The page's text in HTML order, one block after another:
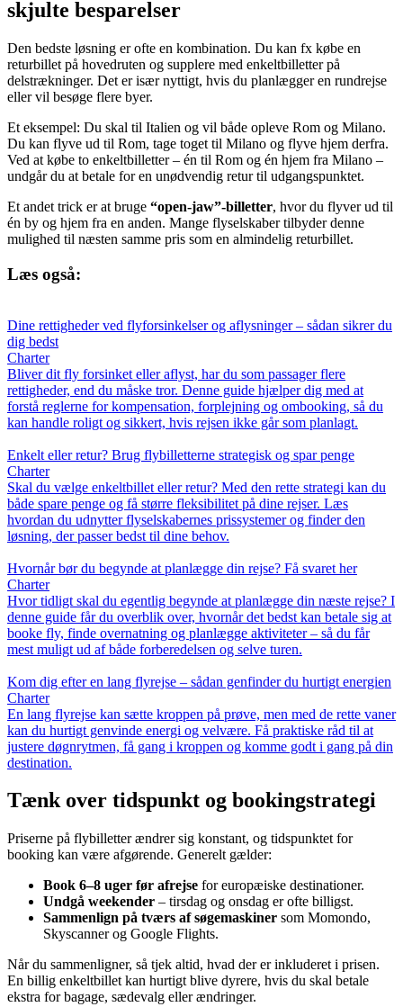
skjulte besparelser
Den bedste løsning er ofte en kombination. Du kan fx købe en
returbillet på hovedruten og supplere med enkeltbilletter på
delstrækninger. Det er især nyttigt, hvis du planlægger en rundrejse
eller vil besøge flere byer.
Et eksempel: Du skal til Italien og vil både opleve Rom og Milano.
Du kan flyve ud til Rom, tage toget til Milano og flyve hjem derfra.
Ved at købe to enkeltbilletter – én til Rom og én hjem fra Milano –
undgår du at betale for en unødvendig retur til udgangspunktet.
Et andet trick er at bruge “open-jaw”-billetter, hvor du flyver ud til
én by og hjem fra en anden. Mange flyselskaber tilbyder denne
mulighed til næsten samme pris som en almindelig returbillet.
Læs også:
Dine rettigheder ved flyforsinkelser og aflysninger – sådan sikrer du
dig bedst
Charter
Bliver dit fly forsinket eller aflyst, har du som passager flere
rettigheder, end du måske tror. Denne guide hjælper dig med at
forstå reglerne for kompensation, forplejning og ombooking, så du
kan handle roligt og sikkert, hvis rejsen ikke går som planlagt.
Enkelt eller retur? Brug flybilletterne strategisk og spar penge
Charter
Skal du vælge enkeltbillet eller retur? Med den rette strategi kan du
både spare penge og få større fleksibilitet på dine rejser. Læs
hvordan du udnytter flyselskabernes prissystemer og finder den
løsning, der passer bedst til dine behov.
Hvornår bør du begynde at planlægge din rejse? Få svaret her
Charter
Hvor tidligt skal du egentlig begynde at planlægge din næste rejse? I
denne guide får du overblik over, hvornår det bedst kan betale sig at
booke fly, finde overnatning og planlægge aktiviteter – så du får
mest muligt ud af både forberedelsen og selve turen.
Kom dig efter en lang flyrejse – sådan genfinder du hurtigt energien
Charter
En lang flyrejse kan sætte kroppen på prøve, men med de rette vaner
kan du hurtigt genvinde energi og velvære. Få praktiske råd til at
justere døgnrytmen, få gang i kroppen og komme godt i gang på din
destination.
Tænk over tidspunkt og bookingstrategi
Priserne på flybilletter ændrer sig konstant, og tidspunktet for
booking kan være afgørende. Generelt gælder:
Book 6–8 uger før afrejse for europæiske destinationer.
Undgå weekender – tirsdag og onsdag er ofte billigst.
Sammenlign på tværs af søgemaskiner som Momondo,
Skyscanner og Google Flights.
Når du sammenligner, så tjek altid, hvad der er inkluderet i prisen.
En billig enkeltbillet kan hurtigt blive dyrere, hvis du skal betale
ekstra for bagage, sædevalg eller ændringer.